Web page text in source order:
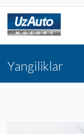
Yangiliklar